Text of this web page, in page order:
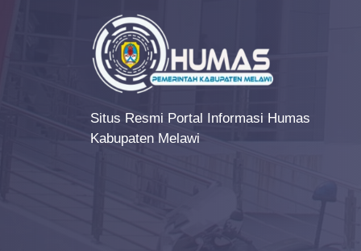
a
Situs Resmi Portal Informasi Humas
Kabupaten Melawi